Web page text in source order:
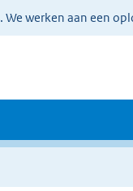
werken aan een